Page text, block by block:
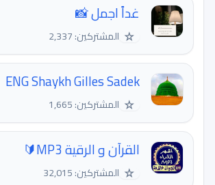
غداً اجمل 📸
☆ المشتركين: 2,337
ENG Shaykh Gilles Sadek
☆ المشتركين: 1,665
القرآن و الرقية MP3🔰
☆ المشتركين: 32,015